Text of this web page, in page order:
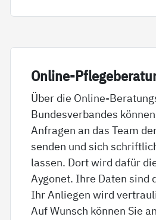
On­li­ne-
Über die Online-
Bundesverbandes
Anfragen an das Team
senden und sich
lassen. Dort wird dafür
Aygonet. Ihre Daten sind
Ihr Anliegen wird
Auf Wunsch können Sie